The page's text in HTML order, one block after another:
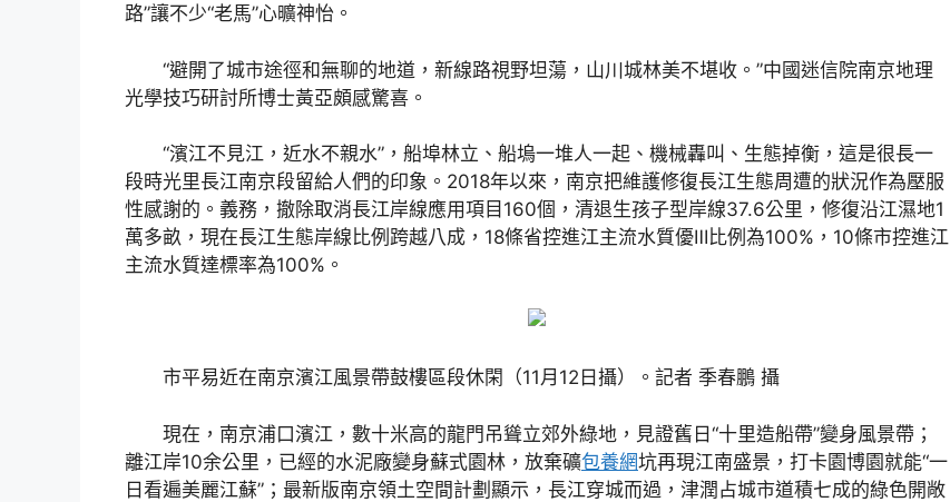
路”讓不少“老馬”心曠神怡。
“避開了城市途徑和無聊的地道，新線路視野坦蕩，山川城林美不堪收。”中國迷信院南京地理
光學技巧研討所博士黃亞頗感驚喜。
“濱江不見江，近水不親水”，船埠林立、船塢一堆人一起、機械轟叫、生態掉衡，這是很長一
段時光里長江南京段留給人們的印象。2018年以來，南京把維護修復長江生態周遭的狀況作為壓服
性感謝的。義務，撤除取消長江岸線應用項目160個，清退生孩子型岸線37.6公里，修復沿江濕地1
萬多畝，現在長江生態岸線比例跨越八成，18條省控進江主流水質優Ⅲ比例為100%，10條市控進江
主流水質達標率為100%。
市平易近在南京濱江風景帶鼓樓區段休閑（11月12日攝）。記者 季春鵬 攝
現在，南京浦口濱江，數十米高的龍門吊聳立郊外綠地，見證舊日“十里造船帶”變身風景帶；
離江岸10余公里，已經的水泥廠變身蘇式園林，放棄礦包養網坑再現江南盛景，打卡園博園就能“一
日看遍美麗江蘇”；最新版南京領土空間計劃顯示，長江穿城而過，津潤占城市道積七成的綠色開敞